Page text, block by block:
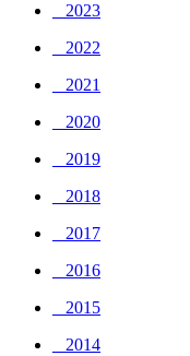
_ 2023
_ 2022
_ 2021
_ 2020
_ 2019
_ 2018
_ 2017
_ 2016
_ 2015
_ 2014